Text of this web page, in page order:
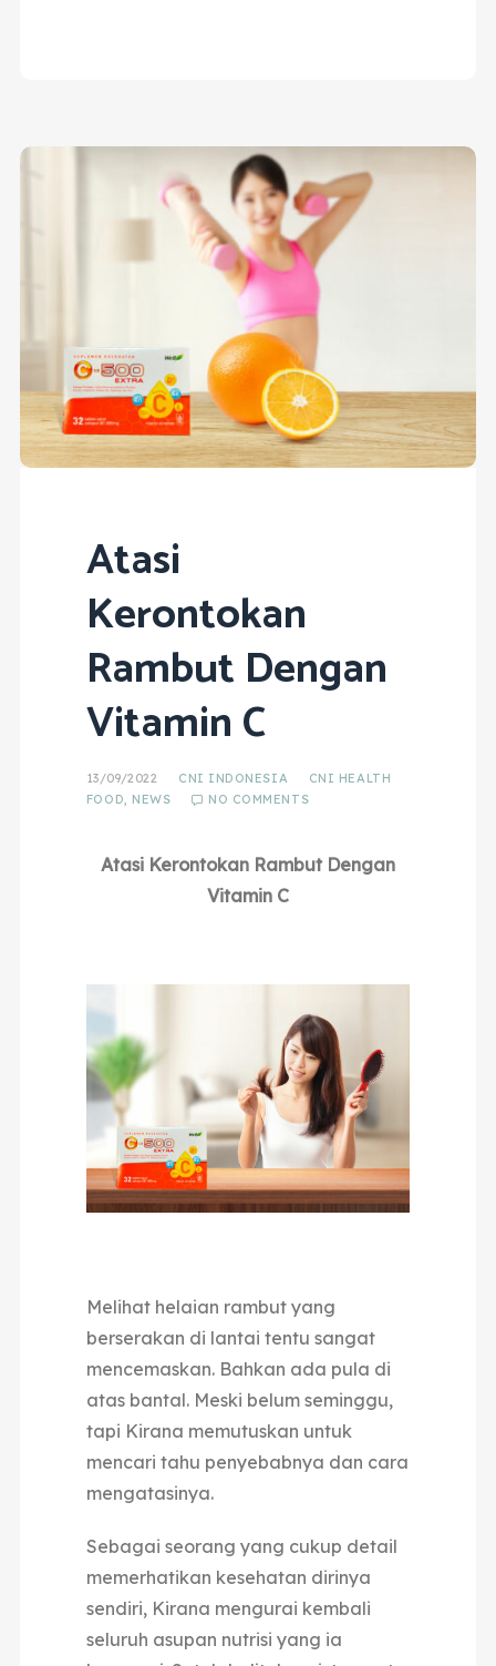
Atasi
Kerontokan
Rambut Dengan
Vitamin C
13/09/2022 CNI INDONESIA
CNI HEALTH
FOOD, NEWS NO COMMENTS
Atasi Kerontokan Rambut Dengan
Vitamin C
Melihat helaian rambut yang
berserakan di lantai tentu sangat
mencemaskan. Bahkan ada pula di
atas bantal. Meski belum seminggu,
tapi Kirana memutuskan untuk
mencari tahu penyebabnya dan cara
mengatasinya.
Sebagai seorang yang cukup detail
memerhatikan kesehatan dirinya
sendiri, Kirana mengurai kembali
seluruh asupan nutrisi yang ia